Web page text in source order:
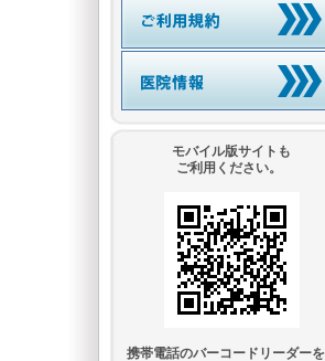
モバイル版サイトも
ご利用ください。
携帯電話のバーコードリーダーを